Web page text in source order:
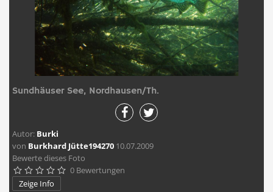
Sundhäuser See, Nordhausen/Th.
Autor: Burki
von Burkhard Jütte194270 10.07.2009
Bewerte dieses Foto
     0 Bewertungen
Zeige Info